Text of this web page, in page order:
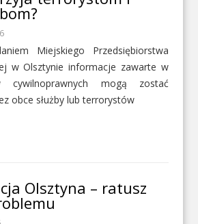
Miejskiego Przedsiębiorstwa
w Olsztynie informacje zawarte w
cywilnoprawnych mogą zostać
obce służby lub terrorystów
Olsztyna – ratusz